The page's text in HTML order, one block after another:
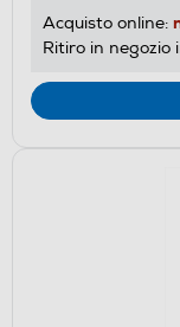
Acquisto online:
Ritiro in